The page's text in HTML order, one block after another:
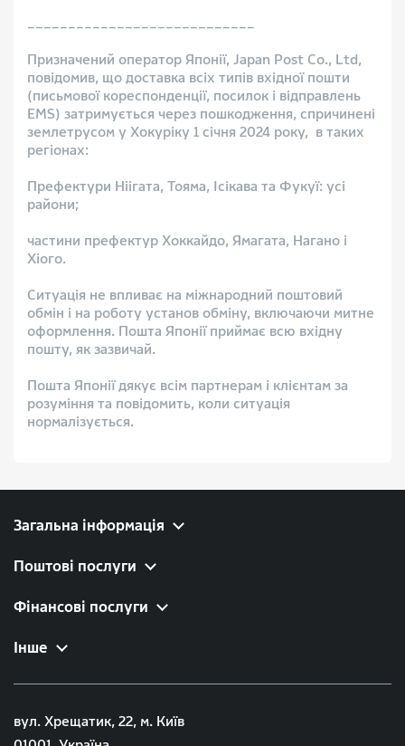
____________________________
Призначений оператор Японії, Japan Post Co., Ltd,
повідомив, що доставка всіх типів вхідної пошти
(письмової кореспонденції, посилок і відправлень
EMS) затримується через пошкодження, спричинені
землетрусом у Хокуріку 1 січня 2024 року, в таких
регіонах:
Префектури Ніігата, Тояма, Ісікава та Фукуї: усі
райони;
частини префектур Хоккайдо, Ямагата, Нагано і
Хіого.
Ситуація не впливає на міжнародний поштовий
обмін і на роботу установ обміну, включаючи митне
оформлення. Пошта Японії приймає всю вхідну
пошту, як зазвичай.
Пошта Японії дякує всім партнерам і клієнтам за
розуміння та повідомить, коли ситуація
нормалізується.
Загальна інформація
Поштові послуги
Фінансові послуги
Інше
вул. Хрещатик, 22, м. Київ